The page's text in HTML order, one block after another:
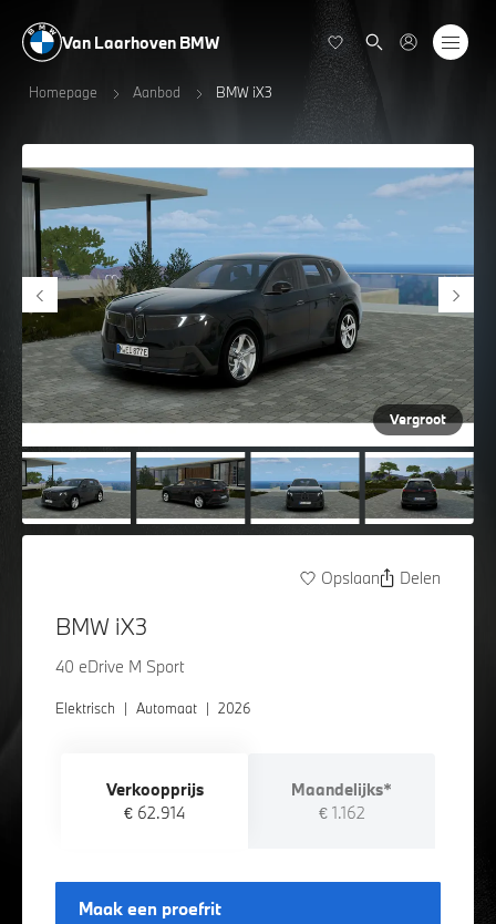
Van Laarhoven BMW
Homepage Aanbod BMW iX3
Vergroot
Opslaan Delen
BMW iX3
40 eDrive M Sport
Elektrisch | Automaat | 2026
Verkoopprijs
€ 62.914
Maandelijks*
€ 1.162
Maak een proefrit